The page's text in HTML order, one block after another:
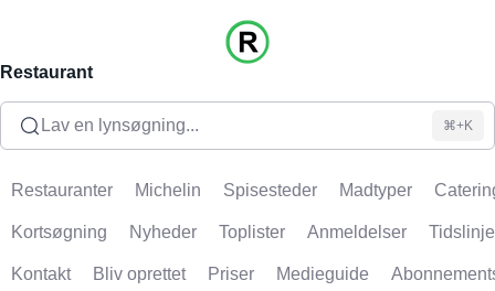
Restaurant
Lav en lynsøgning... ⌘+K
Restauranter Michelin Spisesteder Madtyper
Kortsøgning Nyheder Toplister Anmeldelser Tidslinje
Kontakt Bliv oprettet Priser Medieguide